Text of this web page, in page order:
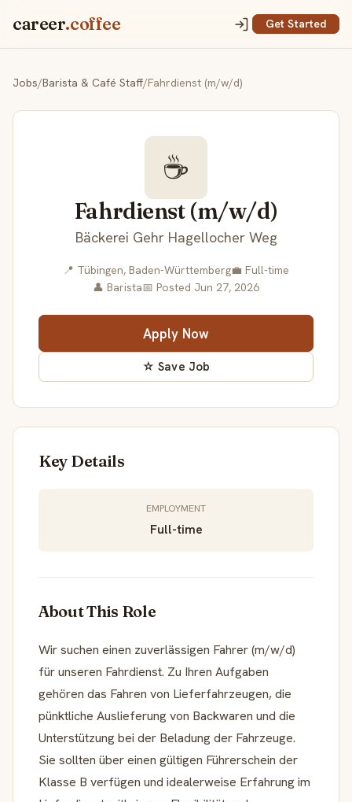
career.coffee Get Started
Jobs/Barista & Café Staff/Fahrdienst (m/w/d)
☕
Fahrdienst (m/w/d)
Bäckerei Gehr Hagellocher Weg
📍 Tübingen, Baden-Württemberg💼 Full-time
👤 Barista📅 Posted Jun 27, 2026
Apply Now
☆ Save Job
Key Details
EMPLOYMENT
Full-time
About This Role
Wir suchen einen zuverlässigen Fahrer (m/w/d)
für unseren Fahrdienst. Zu Ihren Aufgaben
gehören das Fahren von Lieferfahrzeugen, die
pünktliche Auslieferung von Backwaren und die
Unterstützung bei der Beladung der Fahrzeuge.
Sie sollten über einen gültigen Führerschein der
Klasse B verfügen und idealerweise Erfahrung im